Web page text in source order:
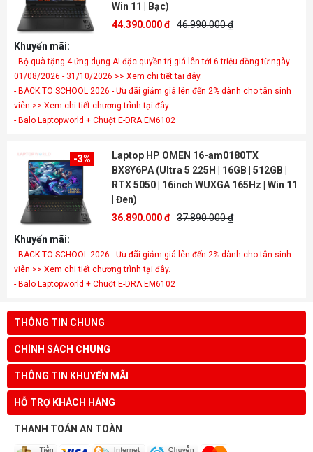
Win 11 | Bạc)
44.390.000 đ 46.990.000 ₫
Khuyến mãi:
- Bộ quà tặng 4 ứng dụng AI đặc quyền trị giá lên tới 6 triệu đồng từ ngày
01/08/2026 - 31/10/2026 >> Xem chi tiết tại đây.
- BACK TO SCHOOL 2026 - Ưu đãi giảm giá lên đến 2% dành cho tân sinh
viên >> Xem chi tiết chương trình tại đây.
- Balo Laptopworld + Chuột E-DRA EM6102
-3%
Laptop HP OMEN 16-am0180TX
BX8Y6PA (Ultra 5 225H | 16GB | 512GB |
RTX 5050 | 16inch WUXGA 165Hz | Win 11
| Đen)
36.890.000 đ 37.890.000 ₫
Khuyến mãi:
- BACK TO SCHOOL 2026 - Ưu đãi giảm giá lên đến 2% dành cho tân sinh
viên >> Xem chi tiết chương trình tại đây.
- Balo Laptopworld + Chuột E-DRA EM6102
THÔNG TIN CHUNG
CHÍNH SÁCH CHUNG
THÔNG TIN KHUYẾN MÃI
HỖ TRỢ KHÁCH HÀNG
THANH TOÁN AN TOÀN